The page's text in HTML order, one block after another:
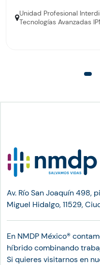
Unidad Profesional
Tecnologías Avanzadas
Av. Río San Joaquín 498,
Miguel Hidalgo, 11529,
En NMDP México®︎
híbrido combinando
Si quieres visitarnos en